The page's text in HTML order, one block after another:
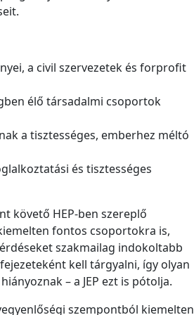
a civil szervezetek és forprofit
élő társadalmi csoportok
a tisztességes, emberhez méltó
és tisztességes
követő HEP-ben szereplő
fontos csoportokra is,
szakmailag indokoltabb
kell tárgyalni, így olyan
– a JEP ezt is pótolja.
szempontból kiemelten